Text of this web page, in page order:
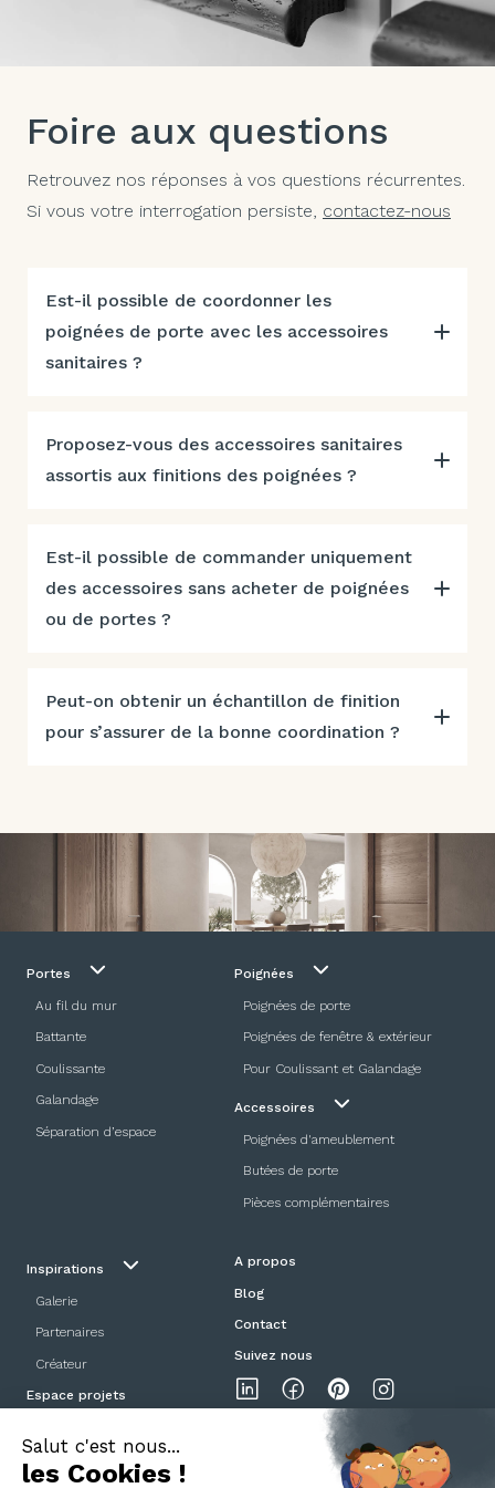
Foire aux questions
Retrouvez nos réponses à vos questions récurrentes.
Si vous votre interrogation persiste, contactez-nous
Est-il possible de coordonner les
poignées de porte avec les accessoires
sanitaires ?
Proposez-vous des accessoires sanitaires
assortis aux finitions des poignées ?
Est-il possible de commander uniquement
des accessoires sans acheter de poignées
ou de portes ?
Peut-on obtenir un échantillon de finition
pour s’assurer de la bonne coordination ?
Portes
Au fil du mur
Battante
Coulissante
Galandage
Séparation d’espace
Poignées
Poignées de porte
Poignées de fenêtre & extérieur
Pour Coulissant et Galandage
Accessoires
Poignées d'ameublement
Butées de porte
Pièces complémentaires
Inspirations
Galerie
Partenaires
Créateur
Espace projets
A propos
Blog
Contact
Suivez nous